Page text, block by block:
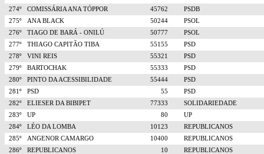
274º
COMISSÁRIA ANA TÓPPOR 45762
PSDB
275º
ANA BLACK 50244
PSOL
276º
TIAGO DE BARÁ - ONILÚ 50777
PSOL
277º
THIAGO CAPITÃO TIBA 55155
PSD
278º
VINI REIS 55321
PSD
279º
BARTOCHAK 55333
PSD
280º
PINTO DA ACESSIBILIDADE 55444
PSD
281º
PSD 55
PSD
282º
ELIESER DA BIBIPET 77333
SOLIDARIEDADE
283º
UP 80
UP
284º
LÉO DA LOMBA 10123
REPUBLICANOS
285º
ANGENOR CAMARGO 10400
REPUBLICANOS
286º
REPUBLICANOS 10
REPUBLICANOS